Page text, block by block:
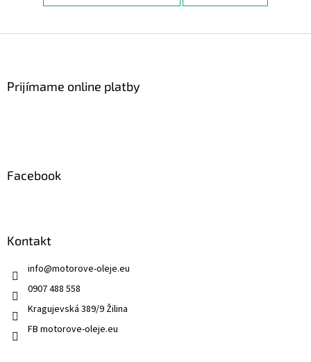
Prijímame online platby
Facebook
Kontakt
info@motorove-oleje.eu
0907 488 558
Kragujevská 389/9 Žilina
FB motorove-oleje.eu